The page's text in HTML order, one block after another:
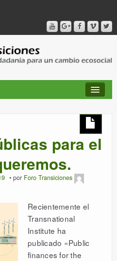
DE TRANSICIONESpara el
por Foro Transiciones
Recientemente el
Transnational
Institute ha
publicado «Public
finances for the